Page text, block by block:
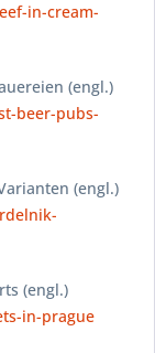
in-cream-
(engl.)
beer-pubs-
(engl.)
(engl.)
in-prague